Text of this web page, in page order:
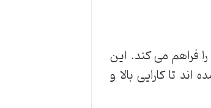
را فراهم می کند. این
تا کارایی بالا و